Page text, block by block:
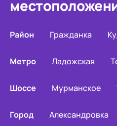
Район Гражданка
Метро Ладожская
Шоссе Мурманское
Город Александровка